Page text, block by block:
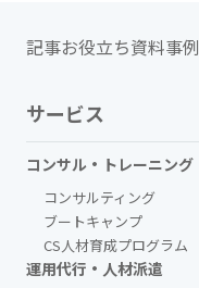
記事お役立ち資料事例
サービス
コンサル・トレーニング
コンサルティング
ブートキャンプ
CS人材育成プログラム
運用代行・人材派遣